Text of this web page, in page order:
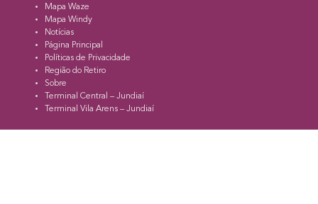
Mapa Waze
Mapa Windy
Notícias
Página Principal
Políticas de Privacidade
Região do Retiro
Sobre
Terminal Central – Jundiaí
Terminal Vila Arens – Jundiaí